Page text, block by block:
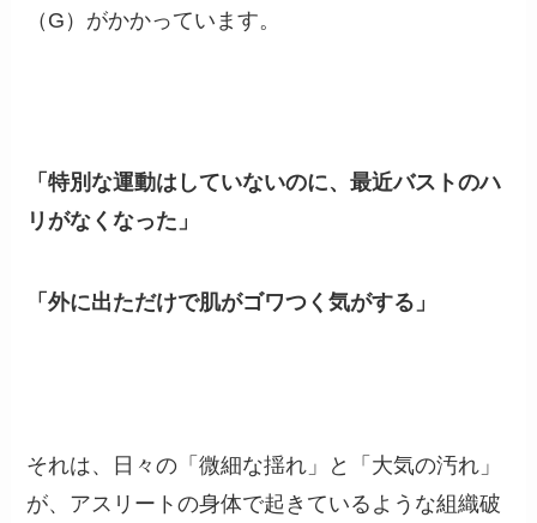
（G）がかかっています。
「特別な運動はしていないのに、最近バストのハ
リがなくなった」
「外に出ただけで肌がゴワつく気がする」
それは、日々の「微細な揺れ」と「大気の汚れ」
が、アスリートの身体で起きているような組織破